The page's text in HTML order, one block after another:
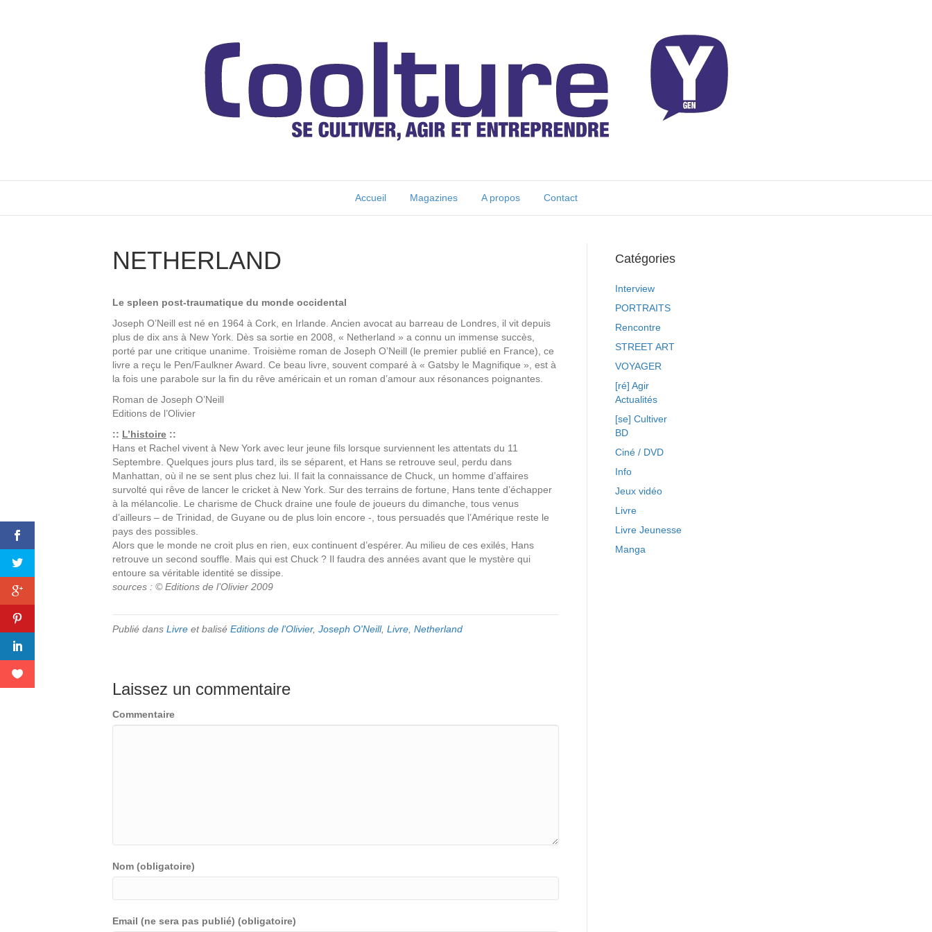
Accueil Magazines A propos Contact
NETHERLAND
Le spleen post-traumatique du monde occidental
Joseph O’Neill est né en 1964 à Cork, en Irlande. Ancien avocat au barreau de Londres, il vit depuis
plus de dix ans à New York. Dès sa sortie en 2008, « Netherland » a connu un immense succès,
porté par une critique unanime. Troisième roman de Joseph O’Neill (le premier publié en France), ce
livre a reçu le Pen/Faulkner Award. Ce beau livre, souvent comparé à « Gatsby le Magnifique », est à
la fois une parabole sur la fin du rêve américain et un roman d’amour aux résonances poignantes.
Roman de Joseph O’Neill
Editions de l’Olivier
:: L’histoire ::
Hans et Rachel vivent à New York avec leur jeune fils lorsque surviennent les attentats du 11
Septembre. Quelques jours plus tard, ils se séparent, et Hans se retrouve seul, perdu dans
Manhattan, où il ne se sent plus chez lui. Il fait la connaissance de Chuck, un homme d’affaires
survolté qui rêve de lancer le cricket à New York. Sur des terrains de fortune, Hans tente d’échapper
à la mélancolie. Le charisme de Chuck draine une foule de joueurs du dimanche, tous venus
d’ailleurs – de Trinidad, de Guyane ou de plus loin encore -, tous persuadés que l’Amérique reste le
pays des possibles.
Alors que le monde ne croit plus en rien, eux continuent d’espérer. Au milieu de ces exilés, Hans
retrouve un second souffle. Mais qui est Chuck ? Il faudra des années avant que le mystère qui
entoure sa véritable identité se dissipe.
sources : © Editions de l’Olivier 2009
Publié dans Livre et balisé Editions de l'Olivier, Joseph O'Neill, Livre Netherland
Laissez un commentaire
Commentaire
Nom (obligatoire)
Email (ne sera pas publié) (obligatoire)
Catégories
Interview
PORTRAITS
Rencontre
STREET ART
VOYAGER
[ré] Agir
Actualités
[se] Cultiver
BD
Ciné / DVD
Info
Jeux vidéo
Livre
Livre Jeunesse
Manga